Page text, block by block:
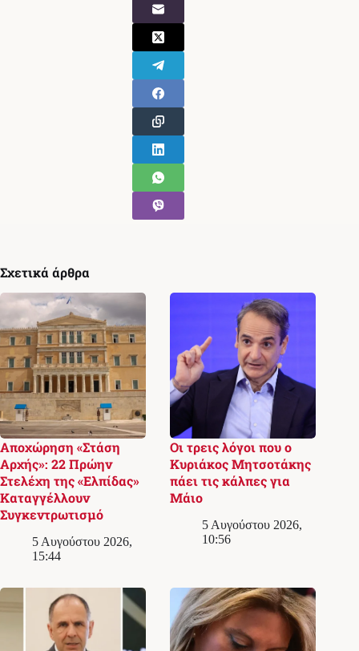
Σχετικά άρθρα
Αποχώρηση «Στάση
Αρχής»: 22 Πρώην
Στελέχη της «Ελπίδας»
Καταγγέλλουν
Συγκεντρωτισμό
5 Αυγούστου 2026,
15:44
Οι τρεις λόγοι που ο
Κυριάκος Μητσοτάκης
πάει τις κάλπες για
Μάιο
5 Αυγούστου 2026,
10:56